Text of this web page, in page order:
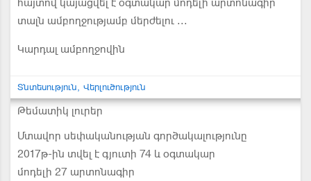
հայտով կայացվել է օգտակար մոդելի արտոնագիր
տալն ամբողջությամբ մերժելու ...
Կարդալ ամբողջովին
Տնտեսություն Վերլուծություն
Թեմատիկ լուրեր
Մտավոր սեփականության գործակալությունը
2017թ-ին տվել է գյուտի 74 և օգտակար
մոդելի 27 արտոնագիր